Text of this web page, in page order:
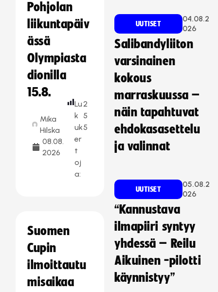
Pohjolan
liikuntapäiv
ässä
Olympiasta
dionilla
15.8.
Mika
Hilska
08.08.
2026
Lu
k
uk
er
t
oj
a:
2
5
5
Suomen
Cupin
ilmoittautu
misaikaa
UUTISET
04.08.2
026
Salibandyliiton
varsinainen
kokous
marraskuussa –
näin tapahtuvat
ehdokasasettelu
ja valinnat
UUTISET
05.08.2
026
“Kannustava
ilmapiiri syntyy
yhdessä – Reilu
Aikuinen -pilotti
käynnistyy”